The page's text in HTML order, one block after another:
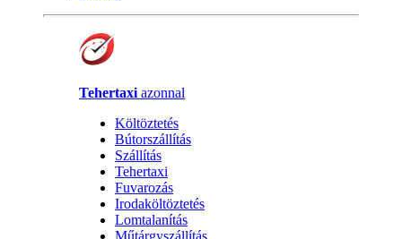
Tehertaxi azonnal
Költöztetés
Bútorszállítás
Szállítás
Tehertaxi
Fuvarozás
Irodaköltöztetés
Lomtalanítás
Műtárgyszállítás